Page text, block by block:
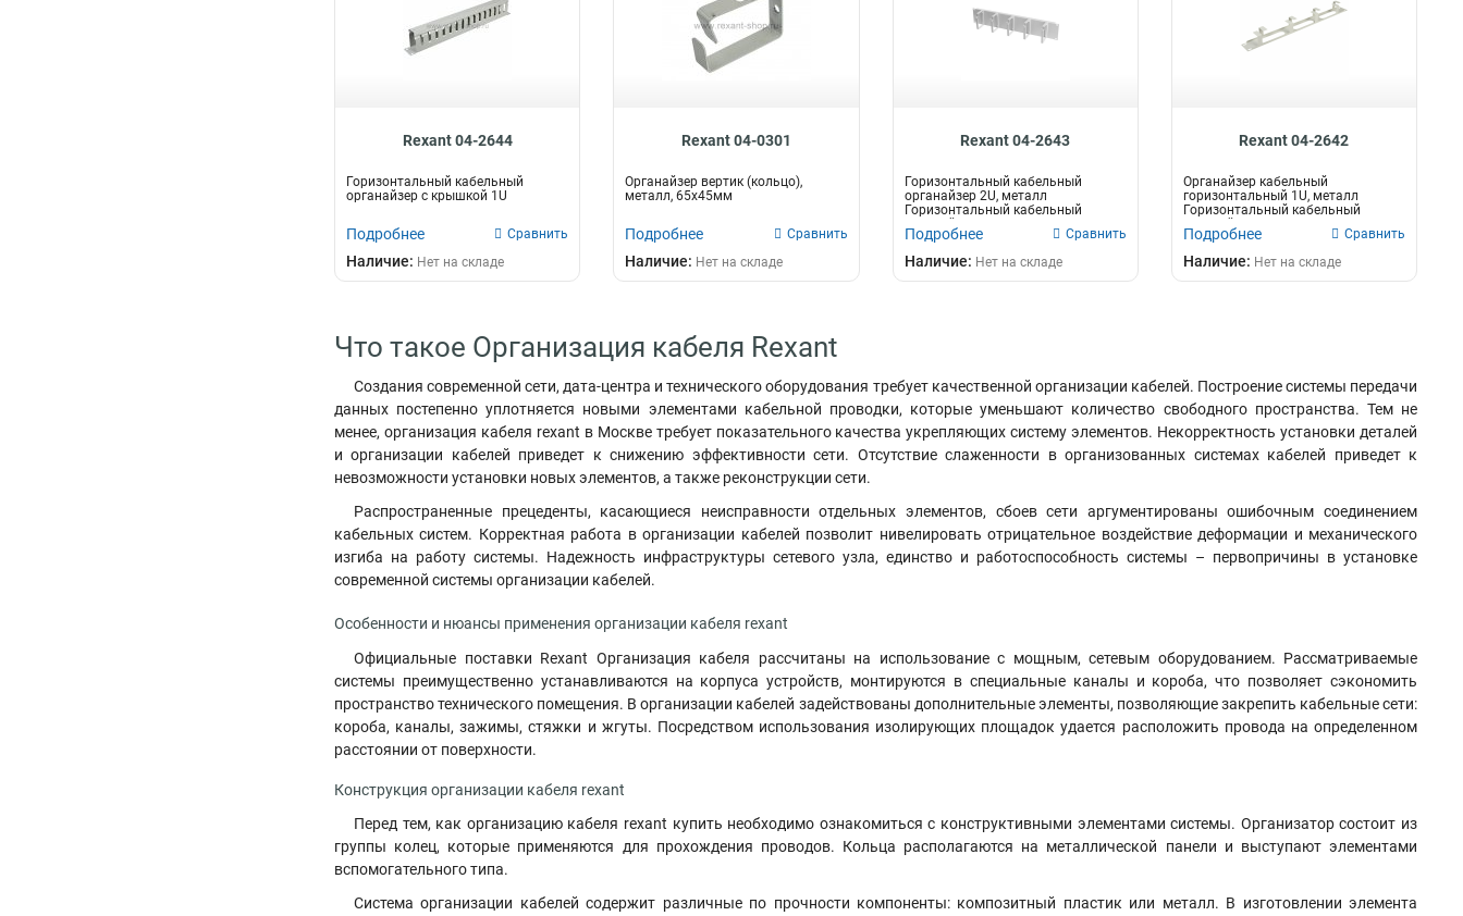
Rexant 04-2644
Горизонтальный кабельный
органайзер с крышкой 1U
Подробнее Сравнить
Наличие: Нет на складе
Rexant 04-0301
Органайзер вертик (кольцо),
металл, 65х45мм
Подробнее Сравнить
Наличие: Нет на складе
Rexant 04-2643
Горизонтальный кабельный
органайзер 2U, металл
Горизонтальный кабельный
органайзер 2U предназна...
Подробнее Сравнить
Наличие: Нет на складе
Rexant 04-2642
Органайзер кабельный
горизонтальный 1U, металл
Горизонтальный кабельный
органайзер 1U предназна...
Подробнее Сравнить
Наличие: Нет на складе
Что такое Организация кабеля Rexant
Создания современной сети, дата-центра и технического оборудования требует качественной организации кабелей. Построение системы передачи
данных постепенно уплотняется новыми элементами кабельной проводки, которые уменьшают количество свободного пространства. Тем не
менее, организация кабеля rexant в Москве требует показательного качества укрепляющих систему элементов. Некорректность установки деталей
и организации кабелей приведет к снижению эффективности сети. Отсутствие слаженности в организованных системах кабелей приведет к
невозможности установки новых элементов, а также реконструкции сети.
Распространенные прецеденты, касающиеся неисправности отдельных элементов, сбоев сети аргументированы ошибочным соединением
кабельных систем. Корректная работа в организации кабелей позволит нивелировать отрицательное воздействие деформации и механического
изгиба на работу системы. Надежность инфраструктуры сетевого узла, единство и работоспособность системы – первопричины в установке
современной системы организации кабелей.
Особенности и нюансы применения организации кабеля rexant
Официальные поставки Rexant Организация кабеля рассчитаны на использование с мощным, сетевым оборудованием. Рассматриваемые
системы преимущественно устанавливаются на корпуса устройств, монтируются в специальные каналы и короба, что позволяет сэкономить
пространство технического помещения. В организации кабелей задействованы дополнительные элементы, позволяющие закрепить кабельные сети:
короба, каналы, зажимы, стяжки и жгуты. Посредством использования изолирующих площадок удается расположить провода на определенном
расстоянии от поверхности.
Конструкция организации кабеля rexant
Перед тем, как организацию кабеля rexant купить необходимо ознакомиться с конструктивными элементами системы. Организатор состоит из
группы колец, которые применяются для прохождения проводов. Кольца располагаются на металлической панели и выступают элементами
вспомогательного типа.
Система организации кабелей содержит различные по прочности компоненты: композитный пластик или металл. В изготовлении элемента